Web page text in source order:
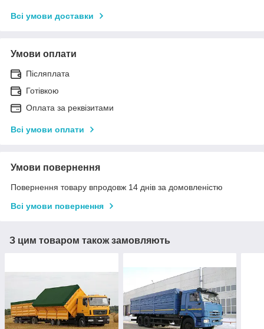
Всі умови доставки
Умови оплати
Післяплата
Готівкою
Оплата за реквізитами
Всі умови оплати
Умови повернення
Повернення товару впродовж 14 днів за домовленістю
Всі умови повернення
З цим товаром також замовляють